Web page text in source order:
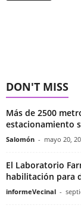
DON'T MISS
Más de 2500
estacionamiento
Salomón - mayo 20,
El Laboratorio
habilitación para
informeVecinal -